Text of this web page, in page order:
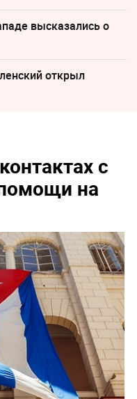
высказались о
открыл
с
на